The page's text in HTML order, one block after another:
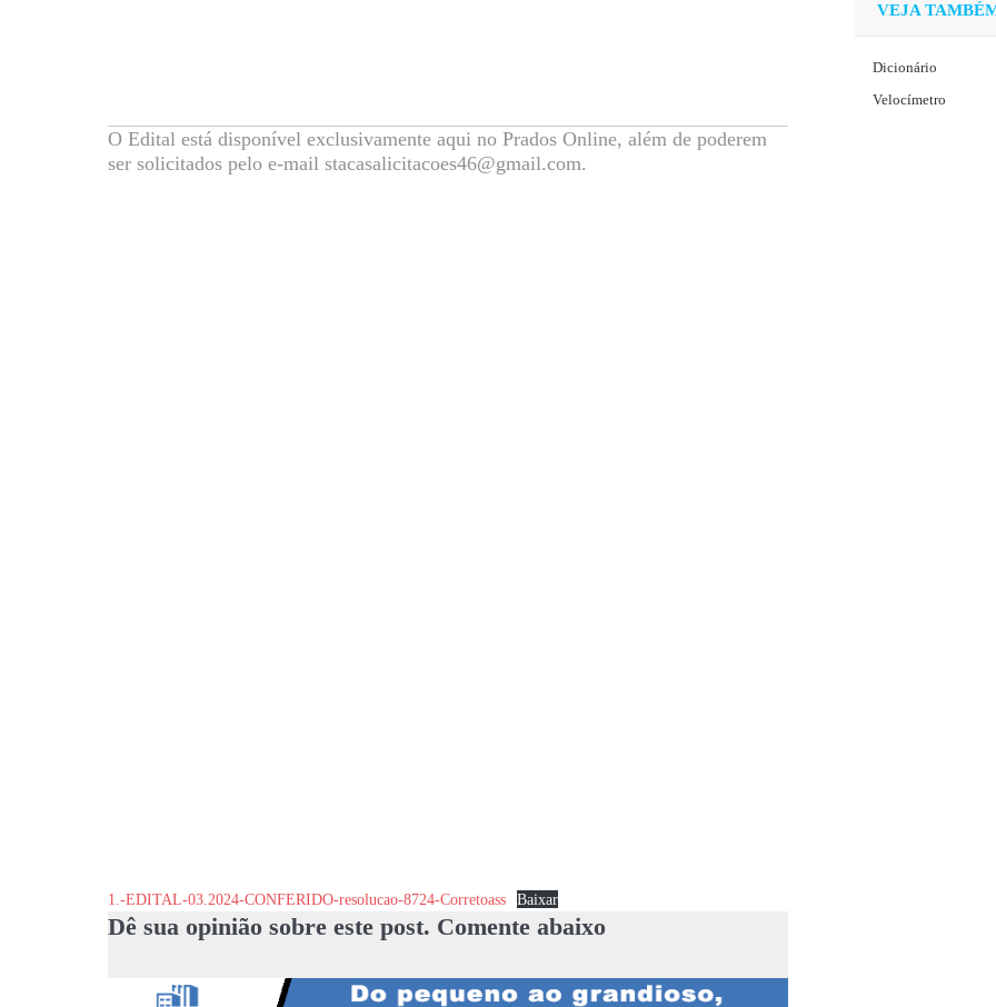
O Edital está disponível exclusivamente aqui no Prados Online, além de poderem
ser solicitados pelo e-mail stacasalicitacoes46@gmail.com.
1.-EDITAL-03.2024-CONFERIDO-resolucao-8724-Corretoass Baixar
Dê sua opinião sobre este post. Comente abaixo
VEJA
Dicionário
Velocímetro